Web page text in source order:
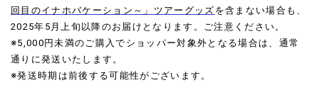
回目のイナホバケーション～」ツアーグッズ を含まない場合も、
2025年5月上旬以降のお届けとなります。ご注意ください。
※5,000円未満のご購入でショッパー対象外となる場合は、通常
通りに発送いたします。
※発送時期は前後する可能性がございます。